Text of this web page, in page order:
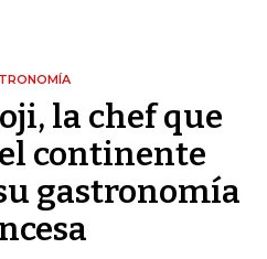
la chef que
continente
gastronomía